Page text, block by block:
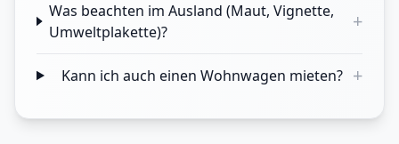
Was beachten im Ausland (Maut, Vignette,
Umweltplakette)?
+
Kann ich auch einen Wohnwagen mieten? +